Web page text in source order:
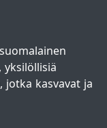
yksilöllisiä
jotka kasvavat ja